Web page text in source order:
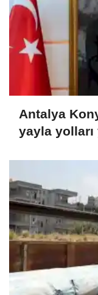
Antalya
yayla